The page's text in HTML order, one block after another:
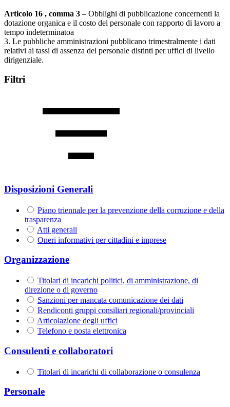
Articolo 16 , comma 3 – Obblighi di pubblicazione concernenti la
dotazione organica e il costo del personale con rapporto di lavoro a
tempo indeterminatoa
3. Le pubbliche amministrazioni pubblicano trimestralmente i dati
relativi ai tassi di assenza del personale distinti per uffici di livello
dirigenziale.
Filtri
Disposizioni Generali
Piano triennale per la prevenzione della corruzione e della
trasparenza
Atti generali
Oneri informativi per cittadini e imprese
Organizzazione
Titolari di incarichi politici, di amministrazione, di
direzione o di governo
Sanzioni per mancata comunicazione dei dati
Rendiconti gruppi consiliari regionali/provinciali
Articolazione degli uffici
Telefono e posta elettronica
Consulenti e collaboratori
Titolari di incarichi di collaborazione o consulenza
Personale